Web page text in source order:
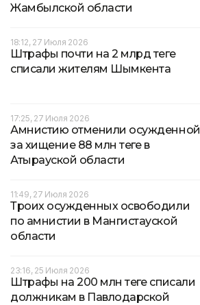
Жамбылской области
18:12, 27 Июля 2026
Штрафы почти на 2 млрд теңге
списали жителям Шымкента
17:25, 27 Июля 2026
Амнистию отменили осужденной
за хищение 88 млн теңге в
Атырауской области
11:49, 27 Июля 2026
Троих осужденных освободили
по амнистии в Мангистауской
области
23:16, 25 Июля 2026
Штрафы на 200 млн теңге списали
должникам в Павлодарской